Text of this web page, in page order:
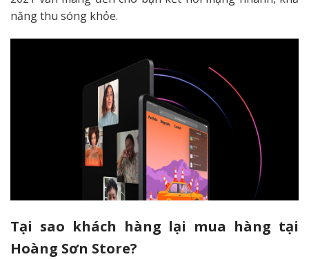
năng thu sóng khỏe.
Tại sao khách hàng lại mua hàng tại
Hoàng Sơn Store?